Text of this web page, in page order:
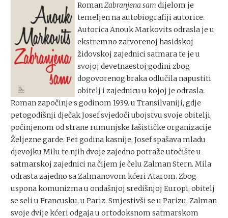
RomanZabranjena sam dijelom je
temeljen na autobiografiji autorice.
Autorica Anouk Markovits odrasla je u
ekstremno zatvorenoj hasidskoj
židovskoj zajednici satmara te je u
svojoj devetnaestoj godini zbog
dogovorenog braka odlučila napustiti
obitelj i zajednicu u kojoj je odrasla.
Roman započinje s godinom 1939. u Transilvaniji, gdje
petogodišnji dječak Josef svjedoči ubojstvu svoje obitelji,
počinjenom od strane rumunjske fašističke organizacije
Željezne garde. Pet godina kasnije, Josef spašava mladu
djevojku Milu te njih dvoje zajedno potraže utočište u
satmarskoj zajednici na čijem je čelu Zalman Stern. Mila
odrasta zajedno sa Zalmanovom kćeri Atarom. Zbog
uspona komunizma u ondašnjoj središnjoj Europi, obitelj
se seli u Francusku, u Pariz. Smjestivši se u Parizu, Zalman
svoje dvije kćeri odgaja u ortodoksnom satmarskom